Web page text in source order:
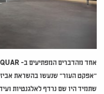
אחד מהדברים המפתיעים ב-
"אפקט העור" שנעשו בהשראת